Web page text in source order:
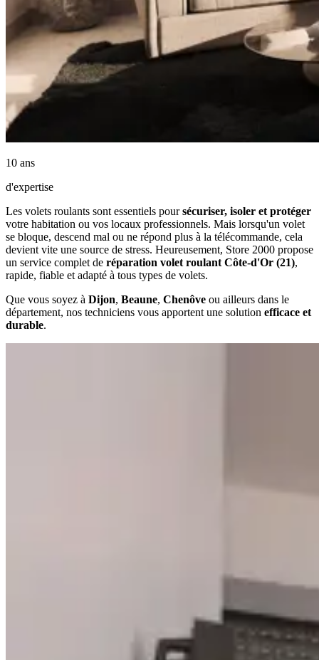
10 ans
d'expertise
Les volets roulants sont essentiels poursécuriser, isoler et protéger
votre habitation ou vos locaux professionnels. Mais lorsqu'un volet
se bloque, descend mal ou ne répond plus à la télécommande, cela
devient vite une source de stress. Heureusement, Store 2000 propose
un service complet de réparation volet roulant Côte-d'Or (21),
rapide, fiable et adapté à tous types de volets.
Que vous soyez à Dijon, Beaune, Chenôve ou ailleurs dans le
département, nos techniciens vous apportent une solution efficace et
durable.